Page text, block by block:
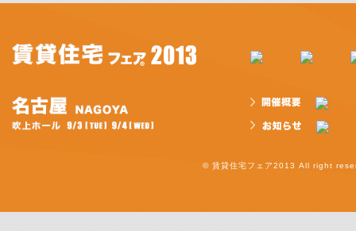
© 賃貸住宅フェア2013 All right